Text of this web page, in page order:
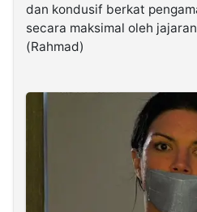
dan kondusif berkat
secara maksimal oleh
(Rahmad)